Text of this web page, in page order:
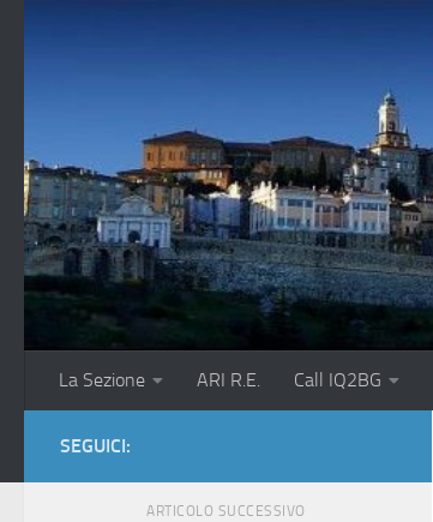
La Sezione ARI R.E. Call IQ2BG
SEGUICI:
ARTICOLO SUCCESSIVO